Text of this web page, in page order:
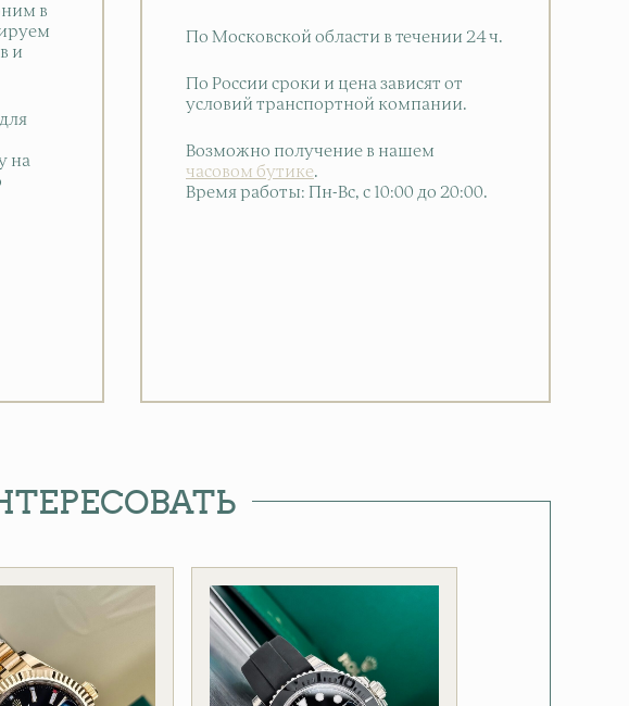
в
и
на
По Московской области в течении 24 ч.
По России сроки и цена зависят от
условий транспортной компании.
Возможно получение в нашем
часовом бутике.
Время работы: Пн-Вс, с 10:00 до 20:00.